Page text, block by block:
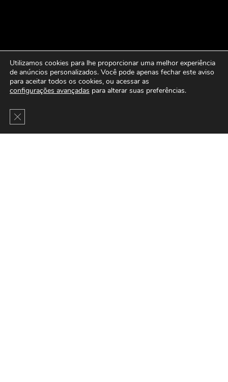
Utilizamos cookies para lhe proporcionar uma melhor experiência
de anúncios personalizados. Você pode apenas fechar este aviso
para aceitar todos os cookies, ou acessar as
configurações avançadas para alterar suas preferências.
Close GDPR Cookie Banner